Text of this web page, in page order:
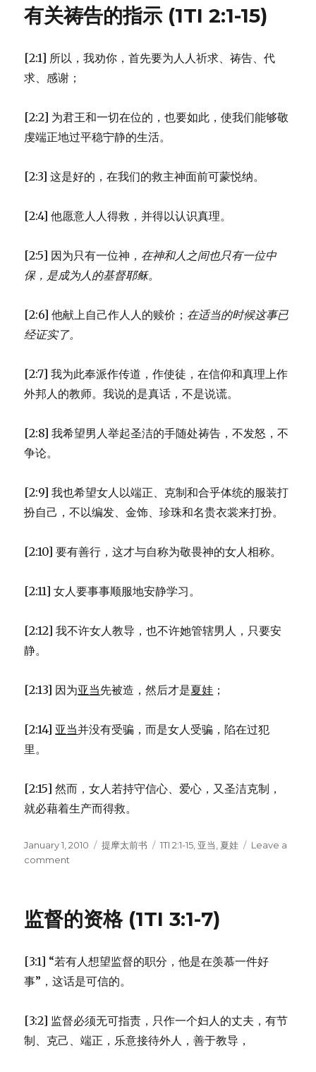
的
(1TI
有关祷告的指示 (1TI 2:1-15)
[2:1] 所以，我劝你，首先要为人人祈求、祷告、代
求、感谢；
[2:2] 为君王和一切在位的，也要如此，使我们能够敬
虔端正地过平稳宁静的生活。
[2:3] 这是好的，在我们的救主神面前可蒙悦纳。
[2:4] 他愿意人人得救，并得以认识真理。
[2:5] 因为只有一位神， 在神和人之间也只有一位中
保， 是成为人的基督耶稣。
[2:6] 他献上自己作人人的赎价； 在适当的时候这事已
经证实了。
[2:7] 我为此奉派作传道，作使徒，在信仰和真理上作
外邦人的教师。我说的是真话，不是说谎。
[2:8] 我希望男人举起圣洁的手随处祷告，不发怒，不
争论。
[2:9] 我也希望女人以端正、克制和合乎体统的服装打
扮自己，不以编发、金饰、珍珠和名贵衣裳来打扮。
[2:10] 要有善行，这才与自称为敬畏神的女人相称。
[2:11] 女人要事事顺服地安静学习。
[2:12] 我不许女人教导，也不许她管辖男人，只要安
静。
[2:13] 因为亚当先被造，然后才是夏娃 ；
[2:14] 亚当并没有受骗，而是女人受骗，陷在过犯
里。
[2:15] 然而，女人若持守信心、爱心，又圣洁克制，
就必藉着生产而得救。
Posted
on
January 1, 2010 Categories
提摩太前书 Tags
1TI 2:1-15 亚当 夏娃
Leave a
comment
告
示
(1TI
监督的资格 (1TI 3:1-7)
[3:1] “若有人想望监督的职分，他是在羡慕一件好
事”，这话是可信的。
[3:2] 监督必须无可指责，只作一个妇人的丈夫，有节
制、克己、端正，乐意接待外人，善于教导，